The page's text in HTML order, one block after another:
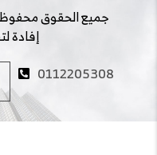
جميع الحقوق
إفادة
0112205308